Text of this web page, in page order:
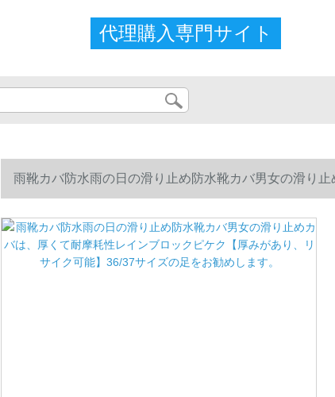
代理購入専門サイト
雨靴カバ防水雨の日の滑り止め防水靴カバ男女の滑り
サイク可能】36/37サイズの足をお勧めします。